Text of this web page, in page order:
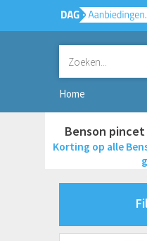
Home
Benson
Korting op alle